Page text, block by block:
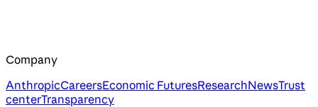
Company
AnthropicCareersEconomic FuturesResearchNewsTrust
centerTransparency